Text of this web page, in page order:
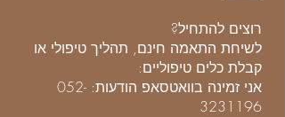
רוצים להתחיל?
לשיחת התאמה חינם, תהליך טיפולי או
קבלת כלים טיפוליים:
אני זמינה בוואטסאפ הודעות: 052-
3231196